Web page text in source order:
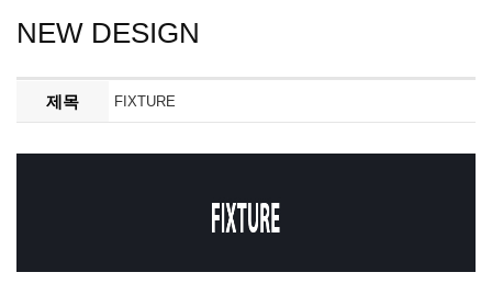
NEW DESIGN
제목 FIXTURE